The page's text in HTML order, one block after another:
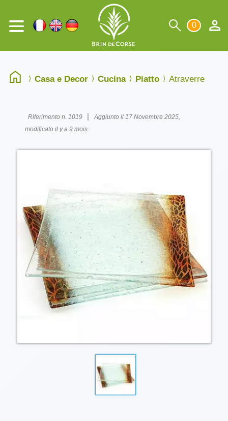
0
Casa e Decor Cucina Piatto Atraverre
Riferimento n. 1019 |
Aggiunto il 17 Novembre 2025,
modificato il y a 9 mois